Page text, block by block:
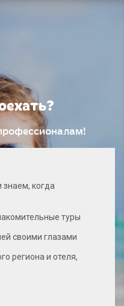
когда
туры
своими глазами
региона и отеля,